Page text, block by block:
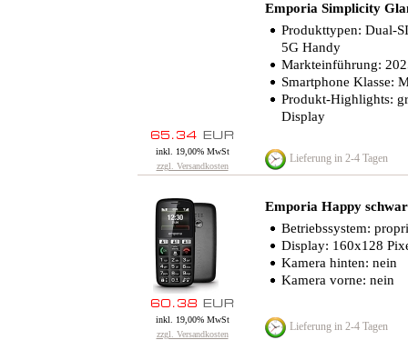
Emporia Simplicity
Produkttypen: Dual-
5G Handy
Markteinführung:
Smartphone Klasse:
Produkt-Highlights:
Display
inkl. 19,00% MwSt
zzgl. Versandkosten
Lieferung in 2-4 Tagen
Emporia Happy
Betriebssystem:
Display: 160x128
Kamera hinten: nein
Kamera vorne: nein
inkl. 19,00% MwSt
zzgl. Versandkosten
Lieferung in 2-4 Tagen